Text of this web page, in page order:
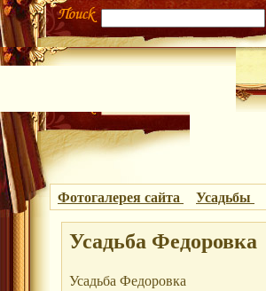
Фотогалерея сайта Усадьбы
Усадьба Федоровка
Усадьба Федоровка